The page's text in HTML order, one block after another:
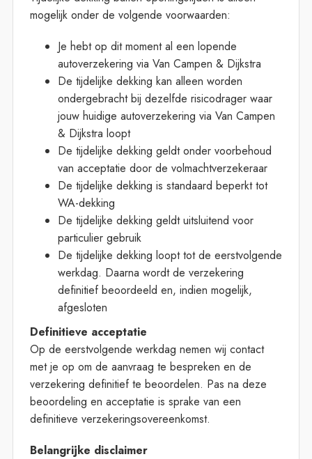
mogelijk onder de volgende voorwaarden:
Je hebt op dit moment al een lopende
autoverzekering via Van Campen & Dijkstra
De tijdelijke dekking kan alleen worden
ondergebracht bij dezelfde risicodrager waar
jouw huidige autoverzekering via Van Campen
& Dijkstra loopt
De tijdelijke dekking geldt onder voorbehoud
van acceptatie door de volmachtverzekeraar
De tijdelijke dekking is standaard beperkt tot
WA-dekking
De tijdelijke dekking geldt uitsluitend voor
particulier gebruik
De tijdelijke dekking loopt tot de eerstvolgende
werkdag. Daarna wordt de verzekering
definitief beoordeeld en, indien mogelijk,
afgesloten
Definitieve acceptatie
Op de eerstvolgende werkdag nemen wij contact
met je op om de aanvraag te bespreken en de
verzekering definitief te beoordelen. Pas na deze
beoordeling en acceptatie is sprake van een
definitieve verzekeringsovereenkomst.
Belangrijke disclaimer